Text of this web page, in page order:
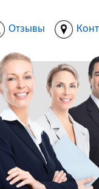
Отзывы